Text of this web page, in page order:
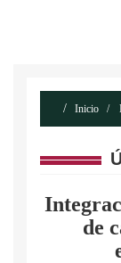
Inicio
de